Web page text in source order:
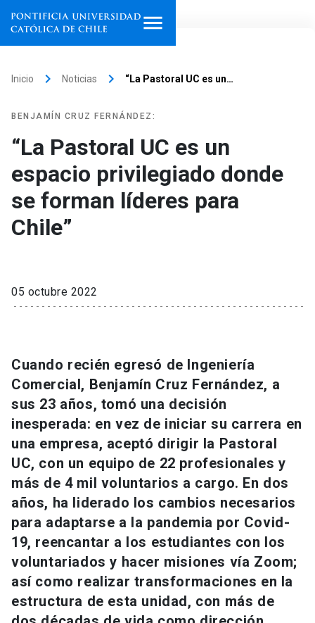
institutos
Investigación
Internacionalización
Vinculación
Información para keyboard_arrow_down
Futuros estudiantes
Estudiantes
Académicos
Personal
Alumni
Padres y familia
Vecinos launch
Go to english site
ACCESOS DIRECTOS
Admisión launch
Mi Cuenta UC launch
Correo UC launch
Mi Portal UC
Medios Biblioteca launch
Donaciones launch
Inicio keyboard_arrow_right Noticias keyboard_arrow_right “La Pastoral UC es un…
BENJAMÍN CRUZ FERNÁNDEZ:
“La Pastoral UC es un
espacio privilegiado donde
se forman líderes para
Chile”
05 octubre 2022
Cuando recién egresó de Ingeniería
Comercial, Benjamín Cruz Fernández, a
sus 23 años, tomó una decisión
inesperada: en vez de iniciar su carrera en
una empresa, aceptó dirigir la Pastoral
UC, con un equipo de 22 profesionales y
más de 4 mil voluntarios a cargo. En dos
años, ha liderado los cambios necesarios
para adaptarse a la pandemia por Covid-
19, reencantar a los estudiantes con los
voluntariados y hacer misiones vía Zoom;
así como realizar transformaciones en la
estructura de esta unidad, con más de